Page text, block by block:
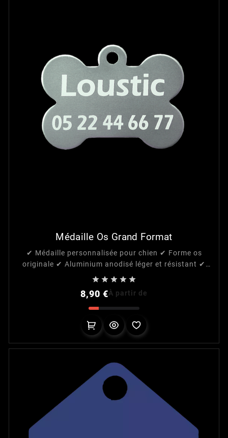
Médaille Os Grand Format
✔ Médaille personnalisée pour chien ✔ Forme os
originale ✔ Aluminium anodisé léger et résistant ✔
Gravure laser durable ✔ Personnalisation recto /
inclus ✔ Personnalisation facile avec configurateur
    
8,90 €À partir de